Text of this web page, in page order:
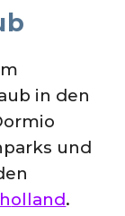
in den
und
holland.